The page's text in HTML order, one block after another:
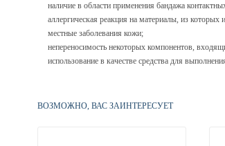
наличие в области применения бандажа
аллергическая реакция на материалы, из которых
местные заболевания кожи;
непереносимость некоторых компонентов,
использование в качестве средства для
ВОЗМОЖНО, ВАС ЗАИНТЕРЕСУЕТ